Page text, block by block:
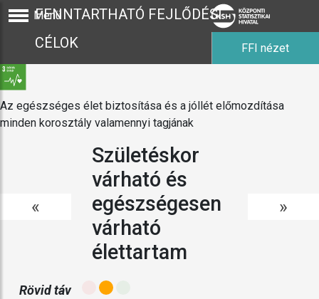
Menü
FENNTARTHATÓ FEJLŐDÉSI
CÉLOK
FFI nézet
Az egészséges élet biztosítása és a jóllét előmozdítása
minden korosztály valamennyi tagjának
«
Születéskor
várható és
egészségesen
várható
élettartam
»
Rövid táv